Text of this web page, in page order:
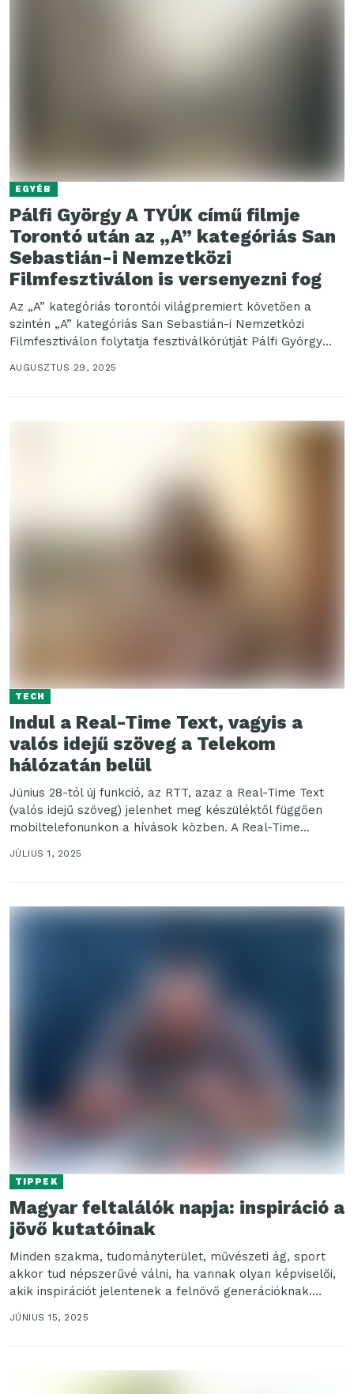
EGYÉB
Pálfi György A TYÚK című filmje
Torontó után az „A” kategóriás San
Sebastián-i Nemzetközi
Filmfesztiválon is versenyezni fog
Az „A” kategóriás torontói világpremiert követően a
szintén „A” kategóriás San Sebastián-i Nemzetközi
Filmfesztiválon folytatja fesztiválkörútját Pálfi György
AUGUSZTUS 29, 2025
TECH
Indul a Real-Time Text, vagyis a
valós idejű szöveg a Telekom
hálózatán belül
Június 28-tól új funkció, az RTT, azaz a Real-Time Text
(valós idejű szöveg) jelenhet meg készüléktől függően
mobiltelefonunkon a hívások közben. A Real-Time...
JÚLIUS 1, 2025
TIPPEK
Magyar feltalálók napja: inspiráció a
jövő kutatóinak
Minden szakma, tudományterület, művészeti ág, sport
akkor tud népszerűvé válni, ha vannak olyan képviselői,
akik inspirációt jelentenek a felnövő generációknak.
Ezért fontos, hogy...
JÚNIUS 15, 2025